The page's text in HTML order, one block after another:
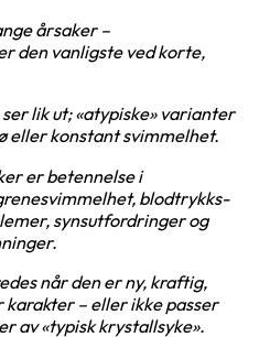
årsaker –
den vanligste ved korte,
lik ut; «atypiske» varianter
eller konstant svimmelhet.
er betennelse i
blodtrykks-
synsutfordringer og
når den er ny, kraftig,
karakter – eller ikke passer
av «typisk krystallsyke».